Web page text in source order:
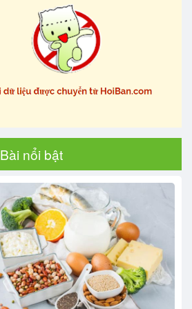
Bài nổi bật